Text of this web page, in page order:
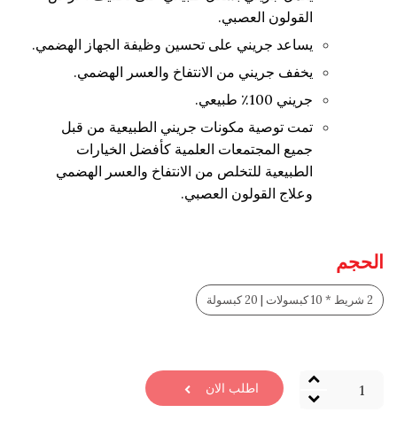
القولون العصبي.
يساعد جريني على تحسين وظيفة الجهاز الهضمي.
يخفف جريني من الانتفاخ والعسر الهضمي.
جريني 100٪ طبيعي.
تمت توصية مكونات جريني الطبيعية من قبل
جميع المجتمعات العلمية كأفضل الخيارات
الطبيعية للتخلص من الانتفاخ والعسر الهضمي
وعلاج القولون العصبي.
الحجم
2 شريط * 10 كبسولات | 20 كبسولة
كمية
اطلب الان